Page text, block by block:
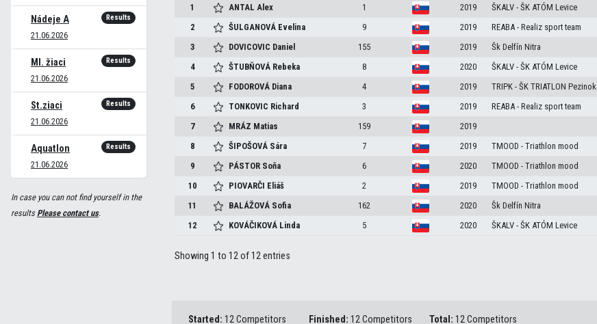
Nádeje A
21.06.2026
Results
Ml. žiaci
21.06.2026
Results
St.ziaci
21.06.2026
Results
Aquatlon
21.06.2026
Results
In case you can not find yourself in the
resultsPlease contact us.
1 ANTALAlex 1 2019 ŠKALV - ŠK ATÓM Levice
2
ŠULGANOVÁ Evelina 9 2019 REABA - Realiz sport team
3
DOVICOVIC Daniel 155 2019 Šk Delfín Nitra
4
ŠTUBŇOVÁ Rebeka 8 2020 ŠKALV - ŠK ATÓM Levice
5
FODOROVÁ Diana 4 2019 TRIPK - ŠK TRIATLON Pezinok
6
TONKOVIC Richard 3 2019 REABA - Realiz sport team
7
MRÁZ Matias 159 2019
8
ŠIPOŠOVÁ Sára 7 2019 TMOOD - Triathlon mood
9
PÁSTOR Soňa 6 2020 TMOOD - Triathlon mood
10
PIOVARČI Eliáš 2 2019 TMOOD - Triathlon mood
11
BALÁŽOVÁ Sofia 162 2020 Šk Delfín Nitra
12
KOVÁČIKOVÁ Linda 5 2020 ŠKALV - ŠK ATÓM Levice
Showing 1 to 12 of 12 entries
Started: 12 Competitors Finished: 12 Competitors Total:12 Competitors